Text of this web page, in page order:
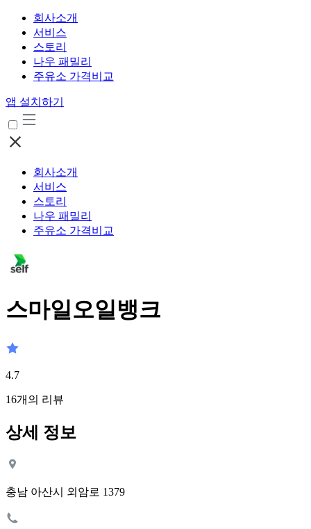
회사소개
서비스
스토리
나우 패밀리
주유소 가격비교
앱 설치하기
회사소개
서비스
스토리
나우 패밀리
주유소 가격비교
스마일오일뱅크
4.7
16개의 리뷰
상세 정보
충남 아산시 외암로 1379